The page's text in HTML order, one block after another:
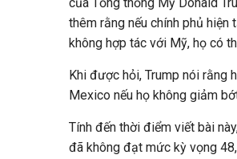
thêm rằng nếu chính phủ
không hợp tác với Mỹ, họ có
Khi được hỏi, Trump nói rằng
Mexico nếu họ không giảm
Tính đến thời điểm viết bài
đã không đạt mức kỳ vọng